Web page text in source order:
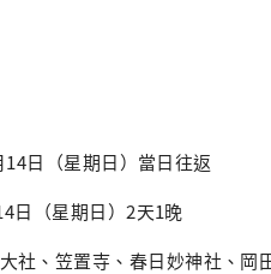
日（星期日）當日往返
日（星期日）2天1晚
社、笠置寺、春日妙神社、岡